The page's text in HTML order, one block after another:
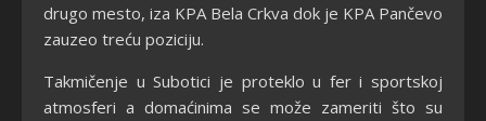
drugo mesto, iza KPA Bela Crkva dok je KPA Pančevo
zauzeo treću poziciju.
Takmičenje u Subotici je proteklo u fer i sportskoj
atmosferi a domaćinima se može zameriti što su